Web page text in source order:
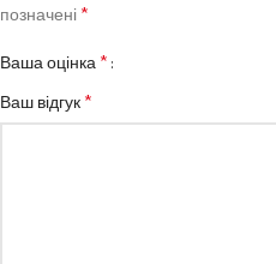
позначені *
Ваша оцінка *
Ваш відгук *